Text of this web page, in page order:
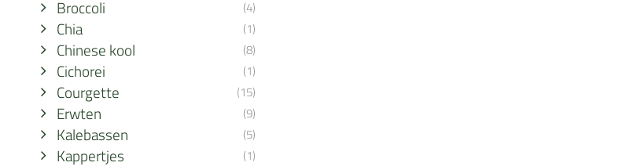
Broccoli (4)
Chia (1)
Chinese kool (8)
Cichorei (1)
Courgette (15)
Erwten (9)
Kalebassen (5)
Kappertjes (1)